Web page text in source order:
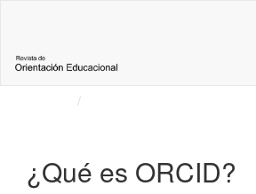
principal
Barra
¿Qué es ORCID?